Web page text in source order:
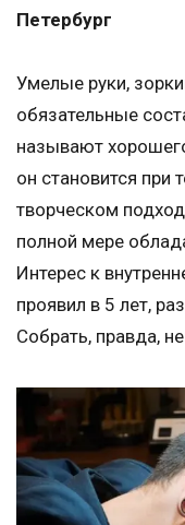
Петербург
Умелые руки,
обязательные
называют
он становится при
творческом
полной мере
Интерес к
проявил в 5 лет,
Собрать, правда,